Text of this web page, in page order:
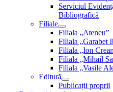
Serviciul
Bibliografică
Filiale
Filiala „Ateneu”
Filiala „Garabet
Filiala „Ion
Filiala „Mihail
Filiala „Vasile
Editură
Publicații proprii